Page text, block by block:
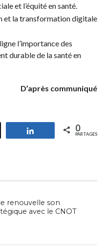
et l’équité en santé.
et la transformation digitale
l’importance des
durable de la santé en
D’après communiqué
Partagez 0
PARTAGES
renouvelle son
avec le CNOT